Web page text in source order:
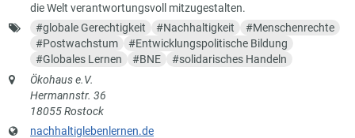
die Welt verantwortungsvoll mitzugestalten.
Schlagworte
#globale Gerechtigkeit #Nachhaltigkeit #Menschenrechte
#Postwachstum #Entwicklungspolitische Bildung
#Globales Lernen #BNE #solidarisches Handeln
Anschrift
Ökohaus e.V.
Hermannstr. 36
18055 Rostock
Website
nachhaltiglebenlernen.de